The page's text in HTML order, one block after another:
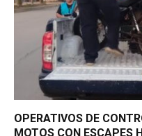
OPERATIVOS DE
MOTOS CON ESCAPES